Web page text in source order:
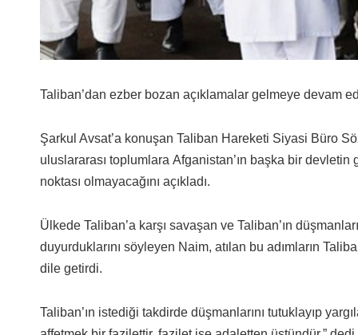
Taliban’dan ezber bozan açıklamalar gelmeye devam
Şarkul Avsat’a konuşan Taliban Hareketi Siyasi Büro
uluslararası toplumlara Afganistan’ın başka bir
noktası olmayacağını açıkladı.
Ülkede Taliban’a karşı savaşan ve Taliban’ın
duyurduklarını söyleyen Naim, atılan bu adımların
dile getirdi.
Taliban’ın istediği takdirde düşmanlarını tutuklayıp